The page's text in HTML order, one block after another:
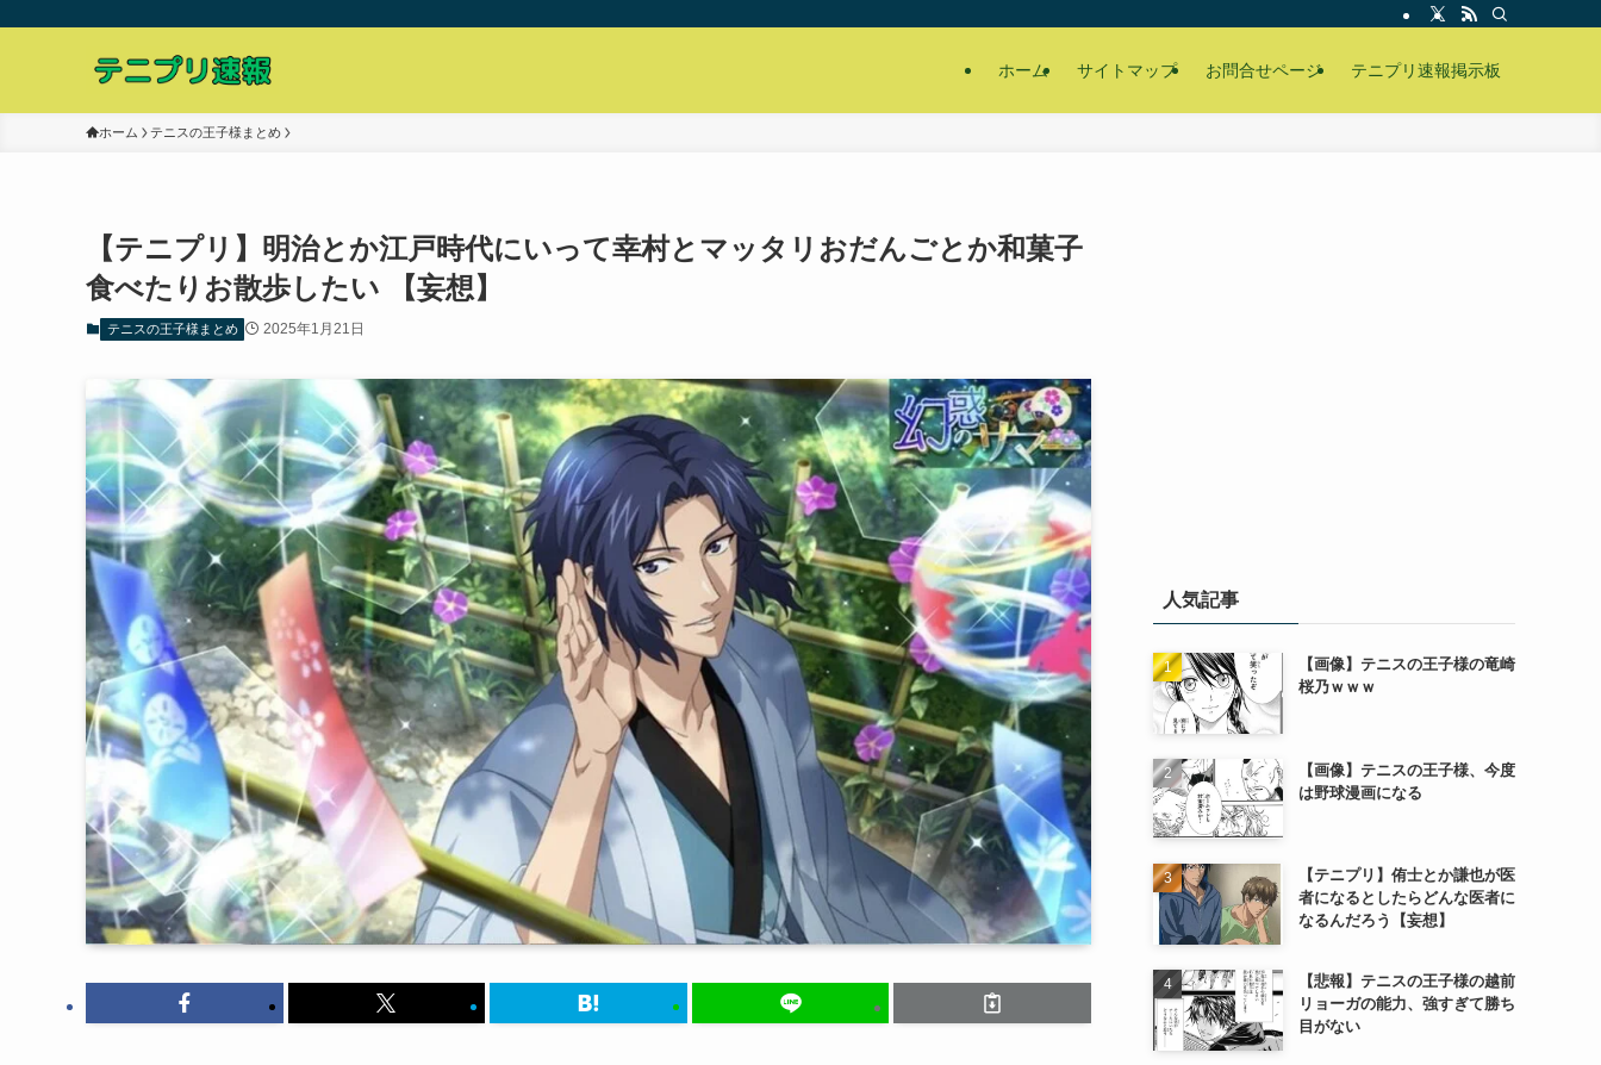
ホーム サイトマップ お問合せページ テニプリ速報掲示板
ホーム テニスの王子様まとめ
【テニプリ】明治とか江戸時代にいって幸村とマッタリおだんごとか和菓子
食べたりお散歩したい 【妄想】
テニスの王子様まとめ 2025年1月21日
人気記事
【画像】テニスの王子様の竜崎
桜乃ｗｗｗ
【画像】テニスの王子様、今度
は野球漫画になる
【テニプリ】侑士とか謙也が医
者になるとしたらどんな医者に
なるんだろう【妄想】
【悲報】テニスの王子様の越前
リョーガの能力、強すぎて勝ち
目がない